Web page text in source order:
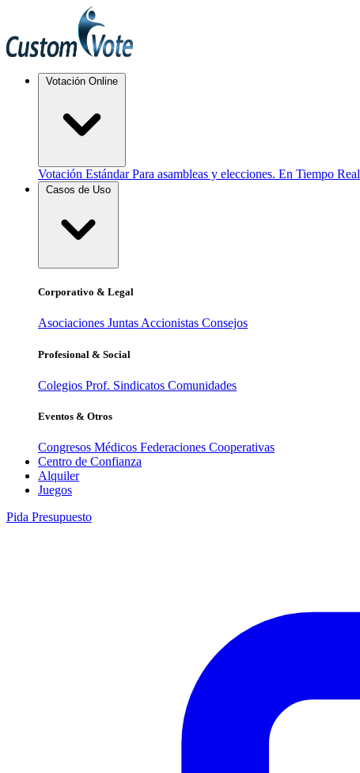
Votación Online
Votación Estándar Para asambleas y elecciones. En Tiempo Real
Casos de Uso
Corporativo & Legal
Asociaciones Juntas Accionistas Consejos
Profesional & Social
Colegios Prof. Sindicatos Comunidades
Eventos & Otros
Congresos Médicos Federaciones Cooperativas
Centro de Confianza
Alquiler
Juegos
Pida Presupuesto